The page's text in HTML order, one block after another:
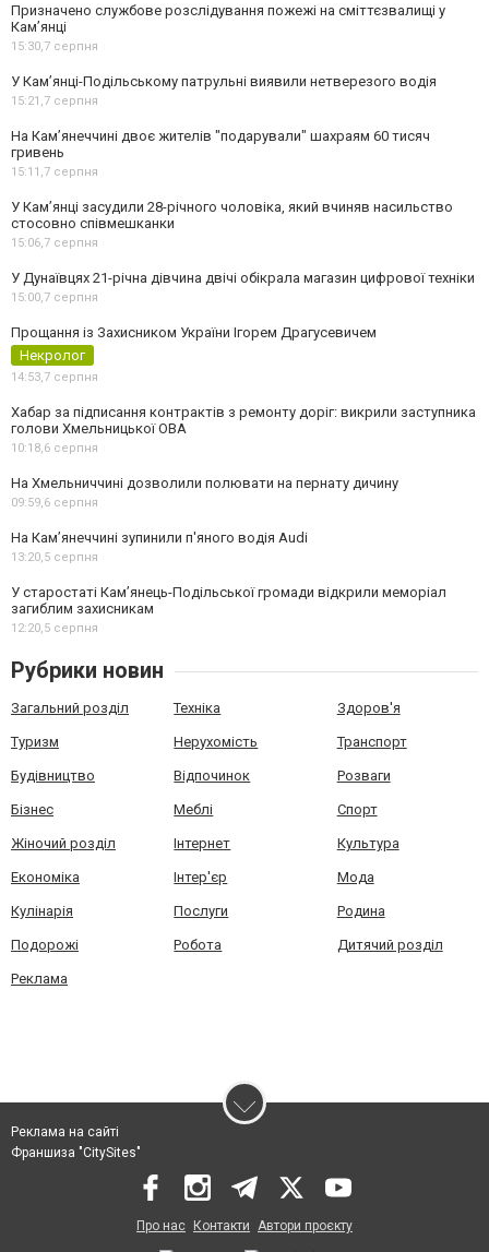
Призначено службове розслідування пожежі на сміттєзвалищі у
Кам’янці
15:30,7 серпня
У Кам’янці-Подільському патрульні виявили нетверезого водія
15:21,7 серпня
На Камʼянеччині двоє жителів "подарували" шахраям 60 тисяч
гривень
15:11,7 серпня
У Камʼянці засудили 28-річного чоловіка, який вчиняв насильство
стосовно співмешканки
15:06,7 серпня
У Дунаївцях 21-річна дівчина двічі обікрала магазин цифрової техніки
15:00,7 серпня
Прощання із Захисником України Ігорем Драгусевичем
Некролог
14:53,7 серпня
Хабар за підписання контрактів з ремонту доріг: викрили заступника
голови Хмельницької ОВА
10:18,6 серпня
На Хмельниччині дозволили полювати на пернату дичину
09:59,6 серпня
На Камʼянеччині зупинили п'яного водія Audi
13:20,5 серпня
У старостаті Кам’янець-Подільської громади відкрили меморіал
загиблим захисникам
12:20,5 серпня
Рубрики новин
Загальний розділ Техніка Здоров'я
Туризм Нерухомість Транспорт
Будівництво Відпочинок Розваги
Бізнес Меблі Спорт
Жіночий розділ Інтернет Культура
Економіка Інтер'єр Мода
Кулінарія Послуги Родина
Подорожі Робота Дитячий розділ
Реклама
Реклама на сайті
Франшиза "CitySites"
Про нас Контакти Автори проєкту